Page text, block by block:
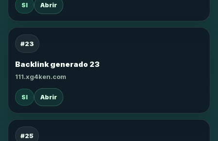
SI Abrir
#23
Backlink generado 23
111.xg4ken.com
SI Abrir
#25